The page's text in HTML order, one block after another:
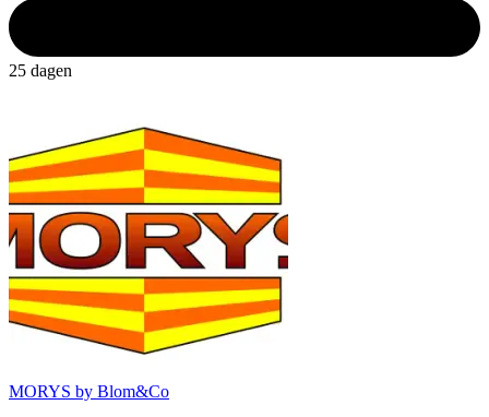
25 dagen
MORYS by Blom&Co